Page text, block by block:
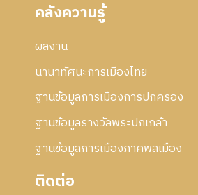
คลังความรู้
ผลงาน
นานาทัศนะการเมืองไทย
ฐานข้อมูลการเมืองการปกครอง
ฐานข้อมูลรางวัลพระปกเกล้า
ฐานข้อมูลการเมืองภาคพลเมือง
ติดต่อ